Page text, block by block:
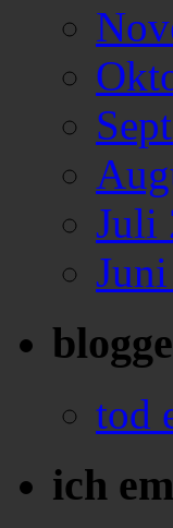
Juli
tod
ich